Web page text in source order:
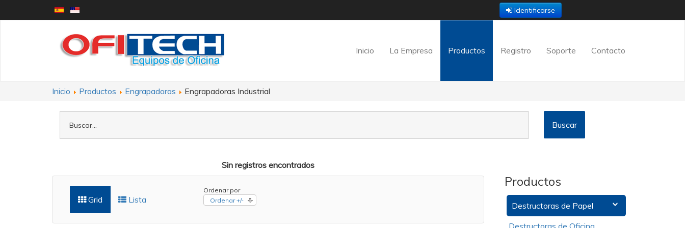
Identificarse
Inicio La Empresa Productos Registro Soporte Contacto
Inicio Productos Engrapadoras Engrapadoras Industrial
Sin registros encontrados
Grid Lista
Ordenar por
Ordenar +/-
Productos
Destructoras de Papel
Destructoras de Oficina